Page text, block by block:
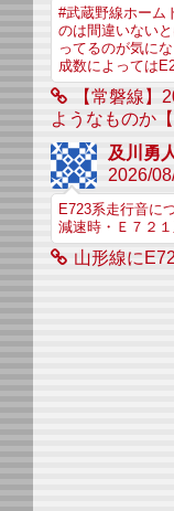
#武蔵野線ホーム
のは間違いない
ってるのが気に
成数によっては
【常磐線】
ようなものか
及川勇
2026/
E723系走行音に
減速時・Ｅ７２１
山形線に